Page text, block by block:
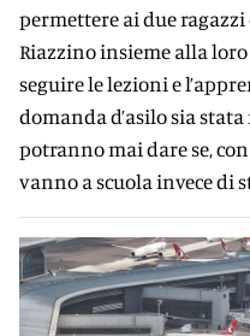
permettere ai due
Riazzino insieme alla
seguire le lezioni e
domanda d’asilo sia
potranno mai dare se,
vanno a scuola invece di